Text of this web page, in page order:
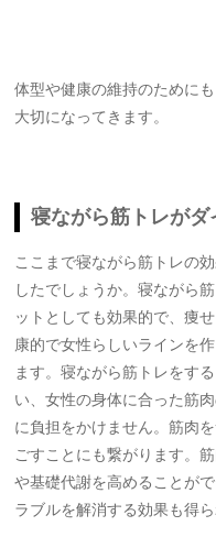
体型や健康の維持のために
大切になってきます。
寝ながら筋トレが
ここまで寝ながら筋トレの
したでしょうか。寝ながら
ットとしても効果的で、痩
康的で女性らしいラインを
ます。寝ながら筋トレをす
い、女性の身体に合った筋
に負担をかけません。筋肉
ごすことにも繋がります。
や基礎代謝を高めることが
ラブルを解消する効果も得ら